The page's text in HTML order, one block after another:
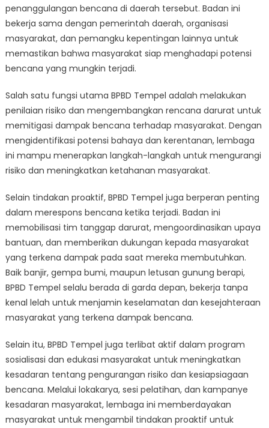
penanggulangan bencana di daerah tersebut. Badan ini
bekerja sama dengan pemerintah daerah, organisasi
masyarakat, dan pemangku kepentingan lainnya untuk
memastikan bahwa masyarakat siap menghadapi potensi
bencana yang mungkin terjadi.
Salah satu fungsi utama BPBD Tempel adalah melakukan
penilaian risiko dan mengembangkan rencana darurat untuk
memitigasi dampak bencana terhadap masyarakat. Dengan
mengidentifikasi potensi bahaya dan kerentanan, lembaga
ini mampu menerapkan langkah-langkah untuk mengurangi
risiko dan meningkatkan ketahanan masyarakat.
Selain tindakan proaktif, BPBD Tempel juga berperan penting
dalam merespons bencana ketika terjadi. Badan ini
memobilisasi tim tanggap darurat, mengoordinasikan upaya
bantuan, dan memberikan dukungan kepada masyarakat
yang terkena dampak pada saat mereka membutuhkan.
Baik banjir, gempa bumi, maupun letusan gunung berapi,
BPBD Tempel selalu berada di garda depan, bekerja tanpa
kenal lelah untuk menjamin keselamatan dan kesejahteraan
masyarakat yang terkena dampak bencana.
Selain itu, BPBD Tempel juga terlibat aktif dalam program
sosialisasi dan edukasi masyarakat untuk meningkatkan
kesadaran tentang pengurangan risiko dan kesiapsiagaan
bencana. Melalui lokakarya, sesi pelatihan, dan kampanye
kesadaran masyarakat, lembaga ini memberdayakan
masyarakat untuk mengambil tindakan proaktif untuk